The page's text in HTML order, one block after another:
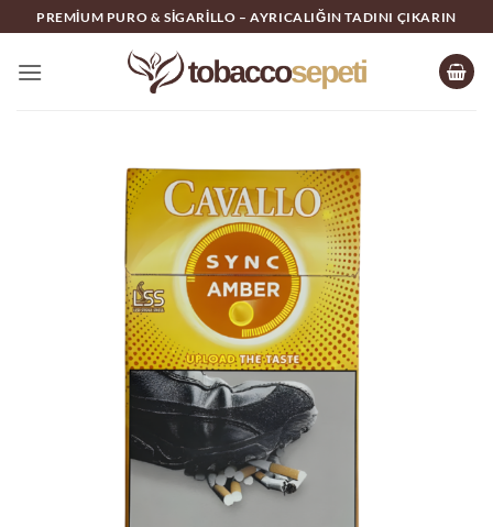
İçeriğe
atla
PREMIUM PURO & SIGARILLO – AYRICALIĞIN TADINI ÇIKARIN